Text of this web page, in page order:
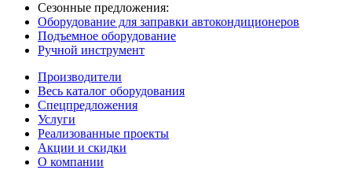
Сезонные предложения:
Оборудование для заправки автокондиционеров
Подъемное оборудование
Ручной инструмент
Производители
Весь каталог оборудования
Спецпредложения
Услуги
Реализованные проекты
Акции и скидки
О компании